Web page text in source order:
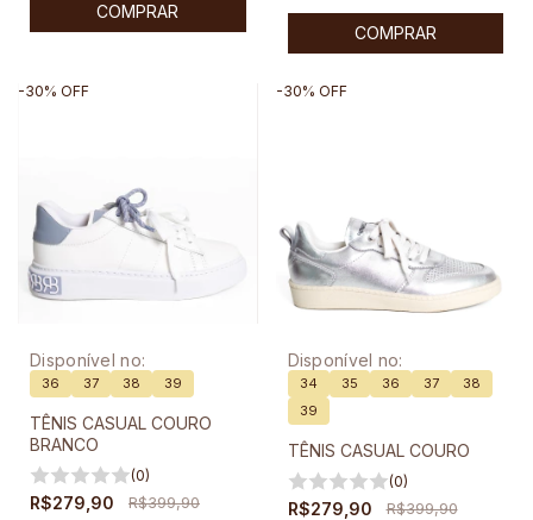
COMPRAR
COMPRAR
Disponível no:
36 37 38 39
TÊNIS CASUAL COURO
BRANCO
(0)
R$279,90
-30% OFF
R$399,90
Disponível no:
34 35 36 37
38
39
TÊNIS CASUAL COURO
(0)
R$279,90
-30% OFF
R$399,90